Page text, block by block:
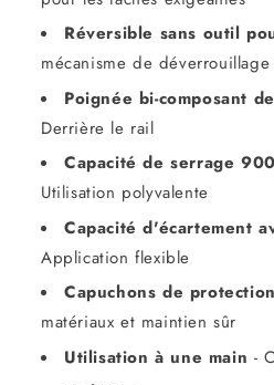
Réversible sans outil
mécanisme de
Poignée bi-composant
Derrière le rail
Capacité de serrage
Utilisation polyvalente
Capacité d'écartement
Application flexible
Capuchons de protection
matériaux et maintien sûr
Utilisation à une main -